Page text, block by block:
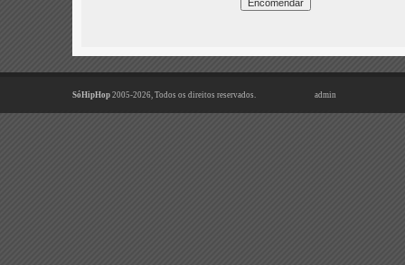
SóHipHop 2005-2026, Todos os direitos reservados. admin